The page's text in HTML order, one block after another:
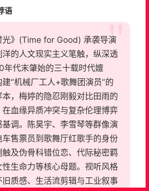
语
光》(Time for Good) 承袭导演
的人文现实主义笔触，纵深透
年代末肇始的三十载时代嬗
“机械厂工人+歌舞团演员”的
本，梅婷的隐忍刚毅对比田雨的
血缘异质冲突与复杂伦理博弈
基调。陈昊宇、李雪琴等群像演
售票员到歌舞厅红歌手的身份
触及伪骨科错位恋、代际秘密羁
生命力等核心母题。视听风格
旧质感、生活流剪辑与工业叙事